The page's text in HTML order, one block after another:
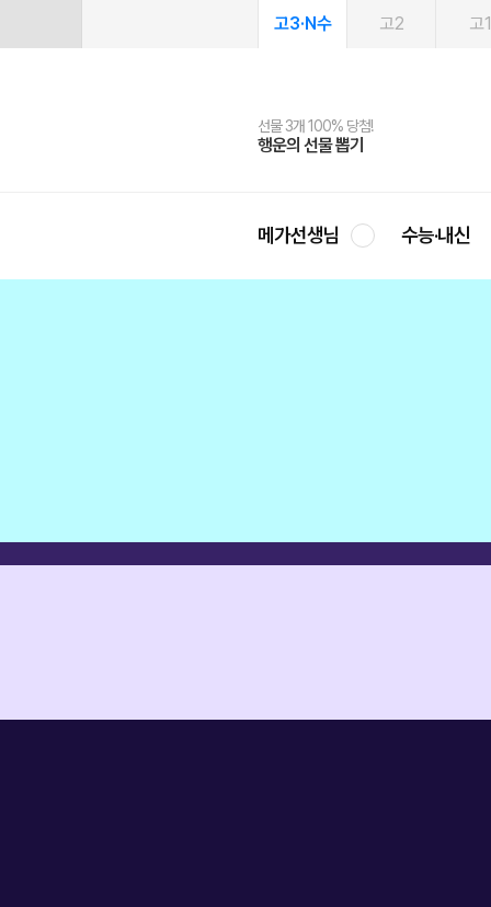
고3·N수 고2 고1
선물 3개 100% 당첨!
행운의 선물 뽑기
선물 100% 증정!
메가스터디 X 올리브
여름방학 스터디 캐시백
메가런 썸머스쿨
2027 러셀 단과
강사 공개선발
스마트러닝앱
설문 EVENT
메가패스
3일 무료 체험권
메가패스 수강생 무료혜택!
메가클럽 멤버십
사회공헌 캠페인
희망이룸 메가나눔
메가선생님 수능·내신